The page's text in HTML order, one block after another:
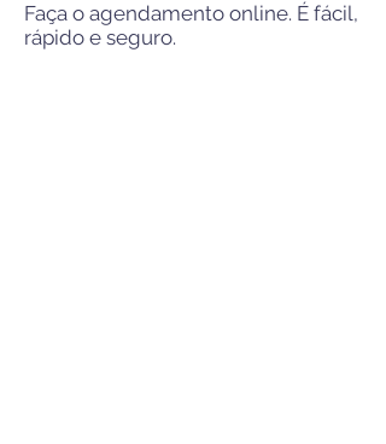
Faça o agendamento online. É fácil,
rápido e seguro.